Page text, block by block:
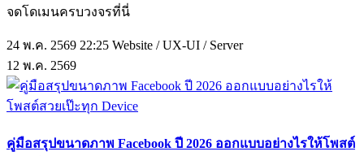
จดโดเมนครบวงจรที่นี่
24 พ.ค. 2569 22:25 Website / UX-UI / Server
12 พ.ค. 2569
คู่มือสรุปขนาดภาพ Facebook ปี 2026 ออกแบบอย่างไรให้โพสต์